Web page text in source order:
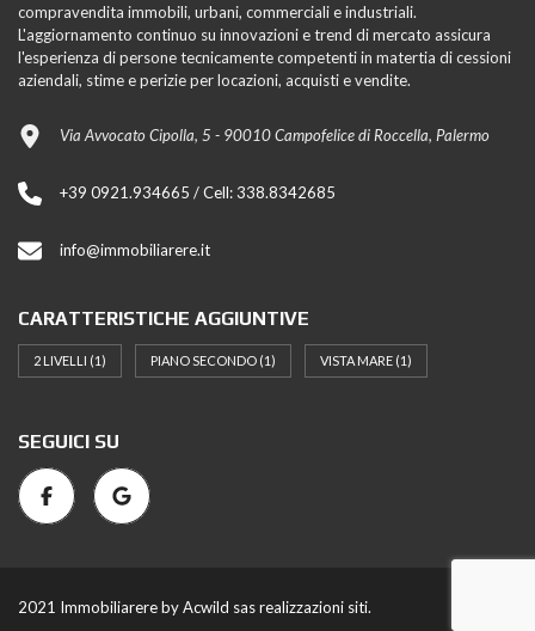
compravendita immobili, urbani, commerciali e industriali.
L'aggiornamento continuo su innovazioni e trend di mercato assicura
l'esperienza di persone tecnicamente competenti in matertia di cessioni
aziendali, stime e perizie per locazioni, acquisti e vendite.
Via Avvocato Cipolla, 5 - 90010 Campofelice di Roccella, Palermo
+39 0921.934665 / Cell: 338.8342685
info@immobiliarere.it
CARATTERISTICHE AGGIUNTIVE
2 LIVELLI (1) PIANO SECONDO (1) VISTA MARE (1)
SEGUICI SU
2021 Immobiliarere by Acwild sas realizzazioni siti.